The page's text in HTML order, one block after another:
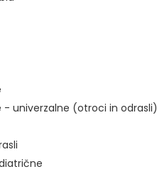
- univerzalne (otroci in odrasli)